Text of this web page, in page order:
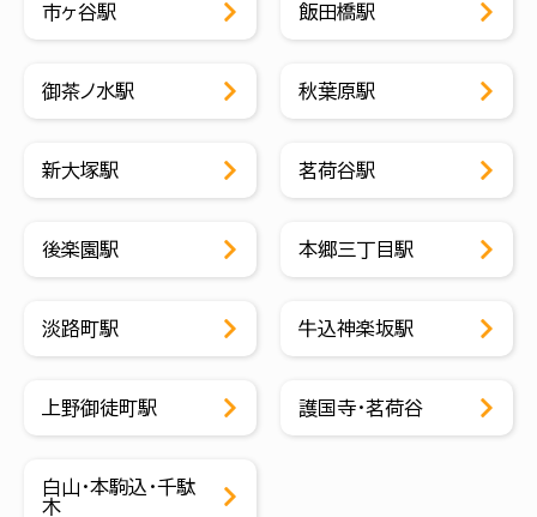
市ヶ谷駅 飯田橋駅
御茶ノ水駅 秋葉原駅
新大塚駅 茗荷谷駅
後楽園駅 本郷三丁目駅
淡路町駅 牛込神楽坂駅
上野御徒町駅 護国寺・茗荷谷
白山・本駒込・千駄
木